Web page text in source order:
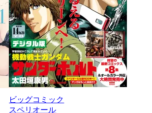
ビッグコミック
スペリオール